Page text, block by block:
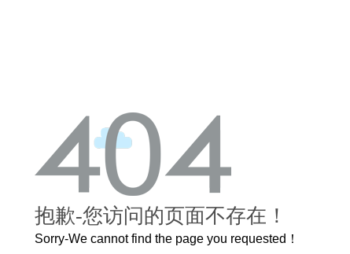
抱歉-您访问的页面不存在！
Sorry-We cannot find the page you requested！